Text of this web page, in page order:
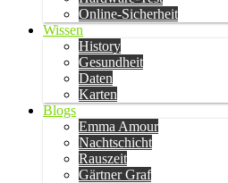
Online-Sicherheit
Wissen
History
Gesundheit
Daten
Karten
Blogs
Emma Amour
Nachtschicht
Rauszeit
Gärtner Graf